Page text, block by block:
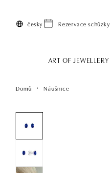
česky Rezervace schůzky
ART OF JEWELLERY
Domů Náušnice